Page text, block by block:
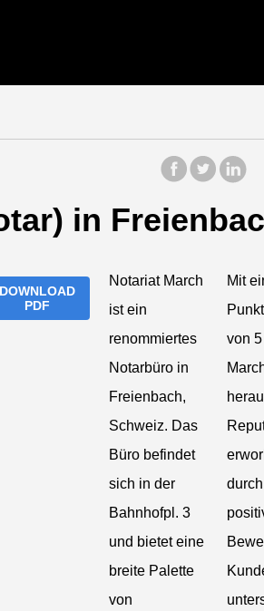
in
DOWNLOAD
PDF
Notariat March
ist ein
renommiertes
Notarbüro in
Freienbach,
Schweiz. Das
Büro befindet
sich in der
Bahnhofpl. 3
und bietet eine
breite Palette
von
Mit
von